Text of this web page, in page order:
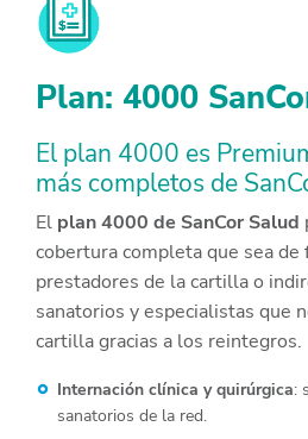
Plan: 4000
El plan 4000 es
más completos de
El plan 4000 de SanCor Salud
cobertura completa que sea de
prestadores de la cartilla o
sanatorios y especialistas que
cartilla gracias a los reintegros.
Internación clínica y quirúrgica:
sanatorios de la red.